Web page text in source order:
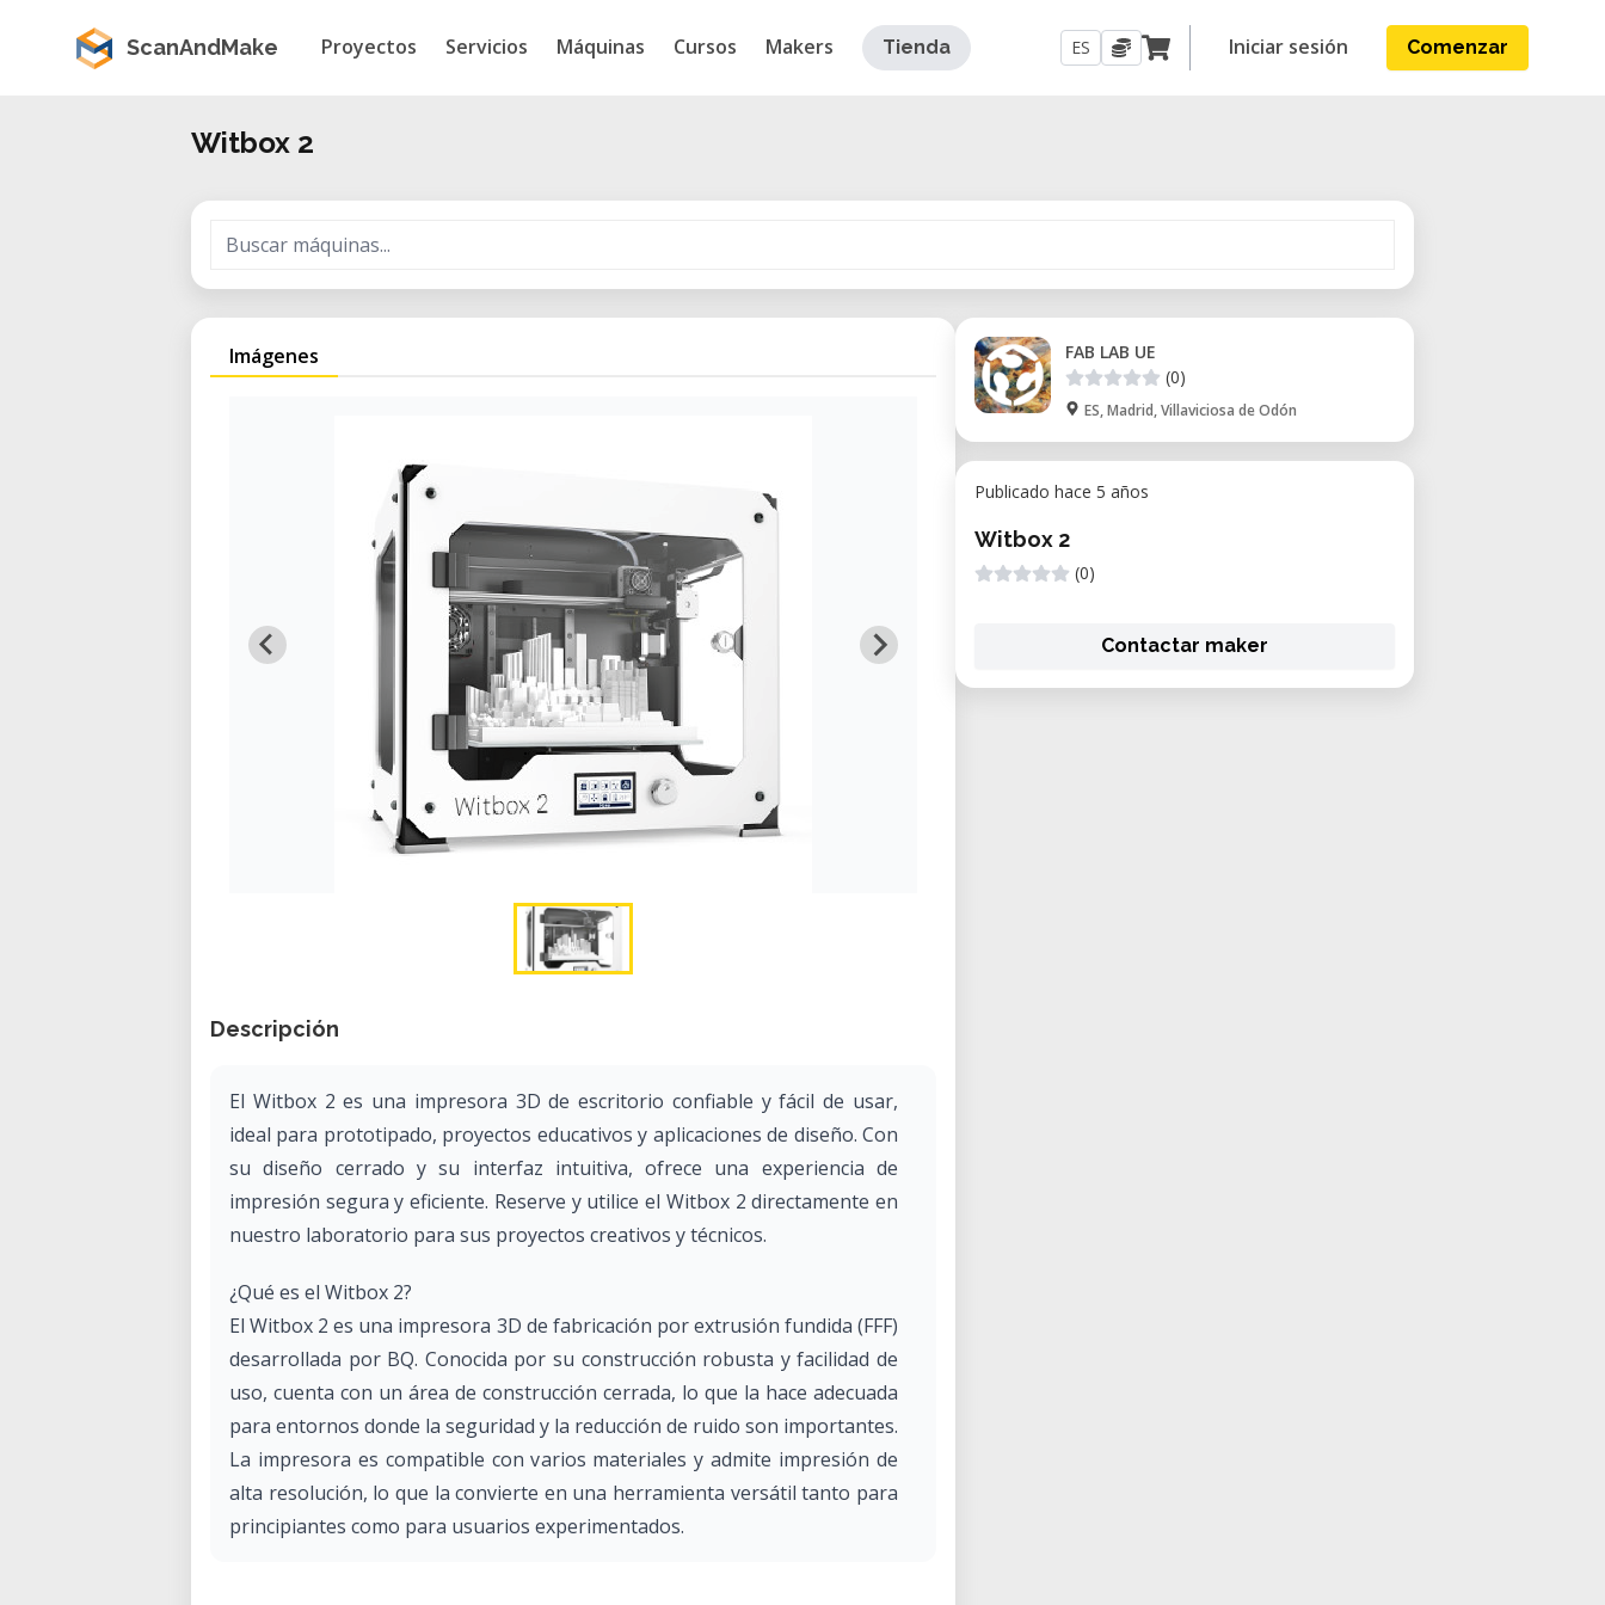
ScanAndMake Proyectos Servicios Máquinas Cursos Makers Tienda ES Iniciar sesión Comenzar
Witbox 2
Imágenes
Descripción
El Witbox 2 es una impresora 3D de escritorio confiable y fácil de usar,
ideal para prototipado, proyectos educativos y aplicaciones de diseño. Con
su diseño cerrado y su interfaz intuitiva, ofrece una experiencia de
impresión segura y eficiente. Reserve y utilice el Witbox 2 directamente en
nuestro laboratorio para sus proyectos creativos y técnicos.
¿Qué es el Witbox 2?
El Witbox 2 es una impresora 3D de fabricación por extrusión fundida (FFF)
desarrollada por BQ. Conocida por su construcción robusta y facilidad de
uso, cuenta con un área de construcción cerrada, lo que la hace adecuada
para entornos donde la seguridad y la reducción de ruido son importantes.
La impresora es compatible con varios materiales y admite impresión de
alta resolución, lo que la convierte en una herramienta versátil tanto para
principiantes como para usuarios experimentados.
FAB LAB UE
(0)
ES, Madrid, Villaviciosa de Odón
Publicado hace 5 años
Witbox 2
(0)
Contactar maker